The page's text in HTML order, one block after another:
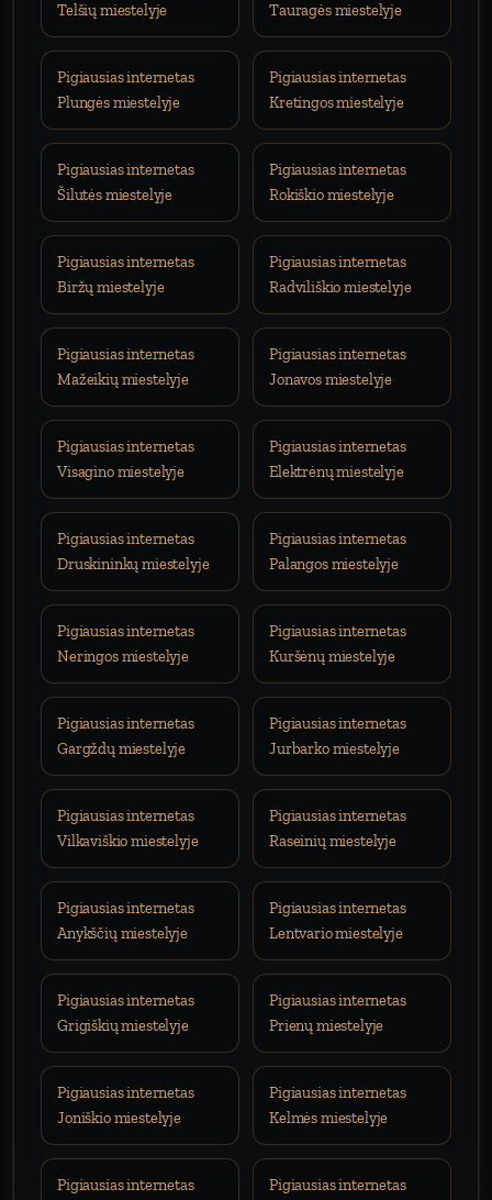
Telšių miestelyje
Tauragės miestelyje
Pigiausias internetas
Plungės miestelyje
Pigiausias internetas
Kretingos miestelyje
Pigiausias internetas
Šilutės miestelyje
Pigiausias internetas
Rokiškio miestelyje
Pigiausias internetas
Biržų miestelyje
Pigiausias internetas
Radviliškio miestelyje
Pigiausias internetas
Mažeikių miestelyje
Pigiausias internetas
Jonavos miestelyje
Pigiausias internetas
Visagino miestelyje
Pigiausias internetas
Elektrėnų miestelyje
Pigiausias internetas
Druskininkų miestelyje
Pigiausias internetas
Palangos miestelyje
Pigiausias internetas
Neringos miestelyje
Pigiausias internetas
Kuršėnų miestelyje
Pigiausias internetas
Gargždų miestelyje
Pigiausias internetas
Jurbarko miestelyje
Pigiausias internetas
Vilkaviškio miestelyje
Pigiausias internetas
Raseinių miestelyje
Pigiausias internetas
Anykščių miestelyje
Pigiausias internetas
Lentvario miestelyje
Pigiausias internetas
Grigiškių miestelyje
Pigiausias internetas
Prienų miestelyje
Pigiausias internetas
Joniškio miestelyje
Pigiausias internetas
Kelmės miestelyje
Pigiausias internetas Pigiausias internetas